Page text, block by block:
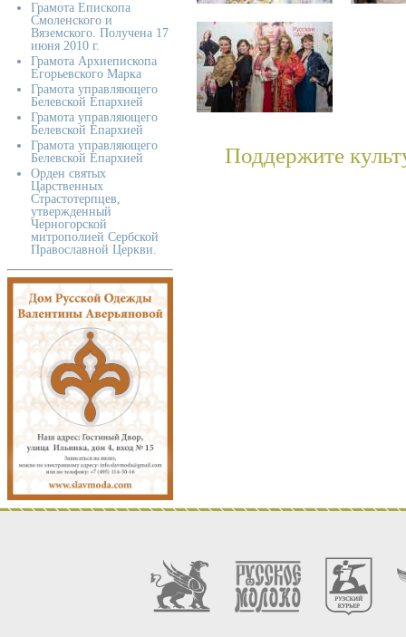
Поддержите
Грамота Епископа
Смоленского и
Вяземского. Получена 17
июня 2010 г.
Грамота Архиепископа
Егорьевского Марка
Грамота управляющего
Белевской Епархией
Грамота управляющего
Белевской Епархией
Грамота управляющего
Белевской Епархией
Орден святых
Царственных
Страстотерпцев,
утвержденный
Черногорской
митрополией Сербской
Православной Церкви.